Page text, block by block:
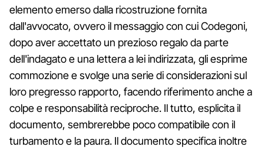
elemento emerso dalla ricostruzione fornita
dall'avvocato, ovvero il messaggio con cui Codegoni,
dopo aver accettato un prezioso regalo da parte
dell'indagato e una lettera a lei indirizzata, gli esprime
commozione e svolge una serie di considerazioni sul
loro pregresso rapporto, facendo riferimento anche a
colpe e responsabilità reciproche. Il tutto, esplicita il
documento, sembrerebbe poco compatibile con il
turbamento e la paura. Il documento specifica inoltre